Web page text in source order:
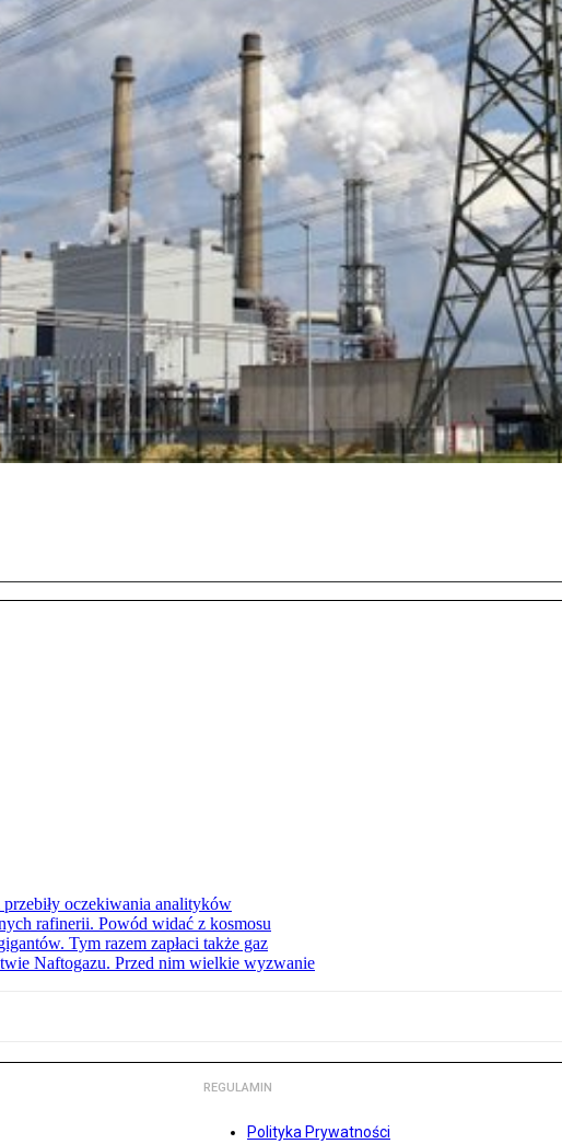
oczekiwania analityków
rafinerii. Powód widać z kosmosu
Tym razem zapłaci także gaz
Naftogazu. Przed nim wielkie wyzwanie
REGULAMIN
Polityka Prywatności